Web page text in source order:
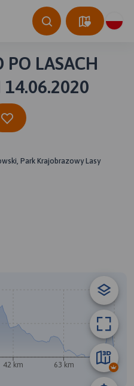
PO LASACH
14.06.2020
Park Krajobrazowy Lasy
42 km 63 km 84 km